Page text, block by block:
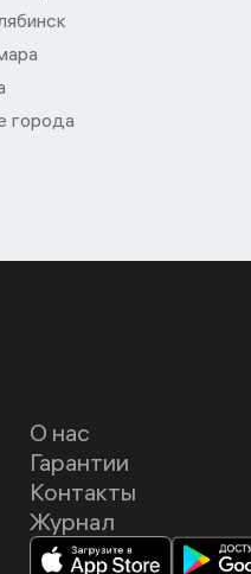
города
О нас
Гарантии
Контакты
Журнал